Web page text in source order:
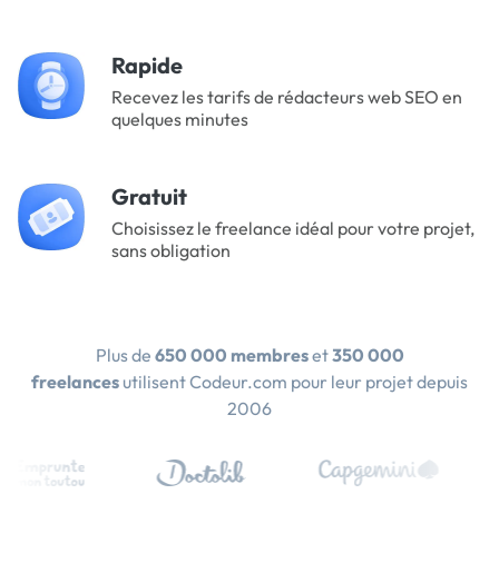
Rapide
Recevez les tarifs de rédacteurs web SEO en
quelques minutes
Gratuit
Choisissez le freelance idéal pour votre projet,
sans obligation
Plus de 650 000 membreset350 000
freelances utilisent Codeur.com pour leur projet depuis
2006